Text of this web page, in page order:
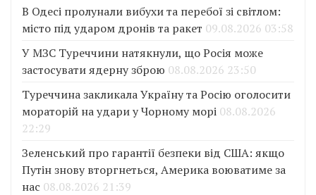
В Одесі пролунали вибухи та перебої зі світлом:
місто під ударом дронів та ракет 09.08.2026 03:58
У МЗС Туреччини натякнули, що Росія може
застосувати ядерну зброю 08.08.2026 23:50
Туреччина закликала Україну та Росію оголосити
мораторій на удари у Чорному морі 08.08.2026
22:29
Зеленський про гарантії безпеки від США: якщо
Путін знову вторгнеться, Америка воюватиме за
нас 08.08.2026 21:39